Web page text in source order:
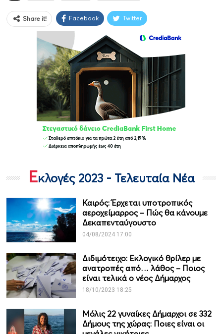
Share it! Facebook Twitter
Εκλογές 2023 - Τελευταία Νέα
Καιρός: Έρχεται υποτροπικός
αεροχείμαρρος – Πώς θα κάνουμε
Δεκαπενταύγουστο
04/08/2024 17:00
Διδιμότειχο: Εκλογικό θρίλερ με
ανατροπές από… λάθος – Ποιος
είναι τελικά ο νέος Δήμαρχος
18/10/2023 18:25
Μόλις 22 γυναίκες Δήμαρχοι σε 332
Δήμους της χώρας: Ποιες είναι οι